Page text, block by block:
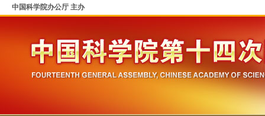
中国科学院办公厅 主办